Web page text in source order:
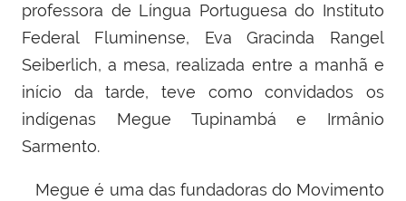
professora de Língua Portuguesa do Instituto
Federal Fluminense, Eva Gracinda Rangel
Seiberlich, a mesa, realizada entre a manhã e
início da tarde, teve como convidados os
indígenas Megue Tupinambá e Irmânio
Sarmento.
Megue é uma das fundadoras do Movimento